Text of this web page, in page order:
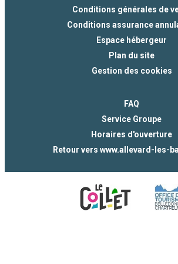
Conditions générales de
Conditions assurance
Espace hébergeur
Plan du site
Gestion des cookies
FAQ
Service Groupe
Horaires d'ouverture
Retour vers www.allevard-les-